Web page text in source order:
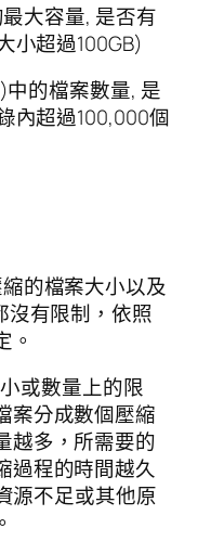
大容量, 是否有
小超過100GB)
的檔案數量, 是
內超過100,000個
的檔案大小以及
有限制，依照
。
或數量上的限
案分成數個壓縮
越多，所需要的
過程的時間越久
源不足或其他原